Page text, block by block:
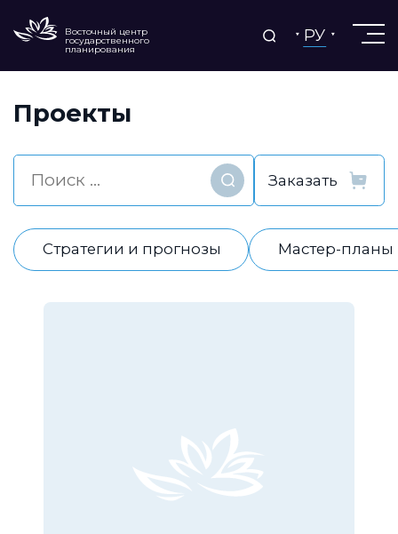
Восточный центр
государственного
планирования
РУ
Проекты
Найти
Стратегии и прогнозы Мастер-планы